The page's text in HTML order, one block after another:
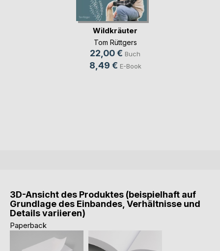
Wildkräuter
Tom Rüttgers
22,00 € Buch
8,49 € E-Book
3D-Ansicht des Produktes (beispielhaft auf
Grundlage des Einbandes, Verhältnisse und
Details variieren)
Paperback